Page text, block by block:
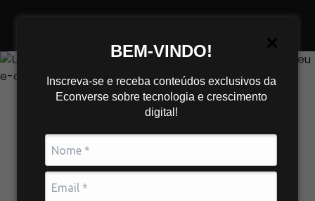
BEM-VINDO!
Inscreva-se e receba conteúdos exclusivos da
Econverse sobre tecnologia e crescimento
digital!